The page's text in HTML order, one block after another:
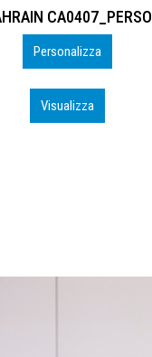
CA0407_PERSO
Personalizza
Visualizza